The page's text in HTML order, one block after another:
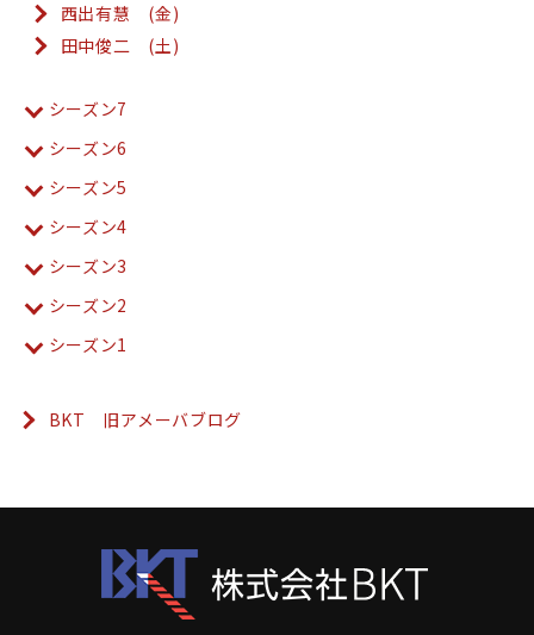
西出有慧 (金)
田中俊二 (土)
シーズン7
シーズン6
シーズン5
シーズン4
シーズン3
シーズン2
シーズン1
BKT 旧アメーバブログ